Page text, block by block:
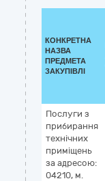
КОНКРЕТНА
НАЗВА
ПРЕДМЕТА
ЗАКУПІВЛІ
Послуги з
прибирання
технічних
приміщень
за адресою:
04210, м.